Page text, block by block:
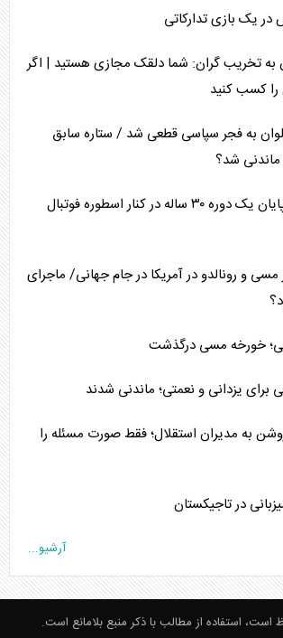
یک بازی تدارکاتی
به تخریب گران: شما دلقک مجازی هستید | اگر
را کسب کنید
به فجر سپاسی قطعی شد / ستاره سابق
ماندنی شد؟
درگذشت مسی؛ پایان یک دوره ۳۰ ساله در کنار اسطوره فوتبال
و رونالدو در آمریکا در جام جهانی/ ماجرای
خورخه مسی درگذشت
یزدانی و نعمتی؛ ماندنی شدند
به مدیران استقلال؛ فقط صورت مسئله را
در تاجیکستان
آرشیو...
استفاده از مطالب با ذکر منبع بلامانع است.